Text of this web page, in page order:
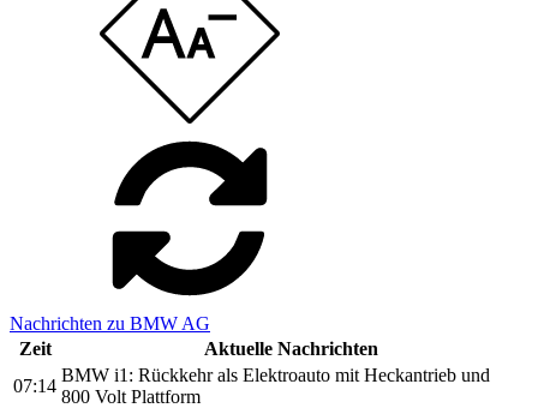
Nachrichten zu BMW AG
Zeit
Aktuelle Nachrichten
07:14
BMW i1: Rückkehr als Elektroauto mit Heckantrieb und
800 Volt Plattform